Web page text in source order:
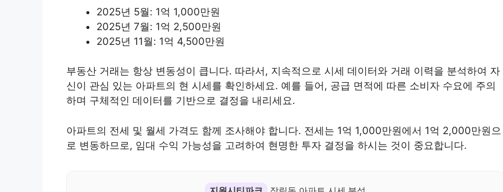
2025년 5월: 1억 1,000만원
2025년 7월: 1억 2,500만원
2025년 11월: 1억 4,500만원
부동산 거래는 항상 변동성이 큽니다. 따라서, 지속적으로 시세 데이터와 거래 이력을 분석하여 자
신이 관심 있는 아파트의 현 시세를 확인하세요. 예를 들어, 공급 면적에 따른 소비자 수요에 주의
하며 구체적인 데이터를 기반으로 결정을 내리세요.
아파트의 전세 및 월세 가격도 함께 조사해야 합니다. 전세는 1억 1,000만원에서 1억 2,000만원으
로 변동하므로, 임대 수익 가능성을 고려하여 현명한 투자 결정을 하시는 것이 중요합니다.